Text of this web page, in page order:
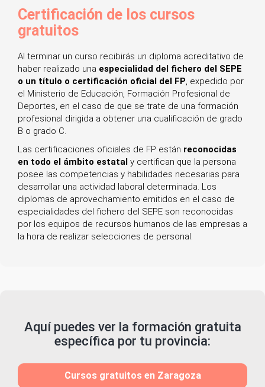
Certificación de los cursos
gratuitos
Al terminar un curso recibirás un diploma acreditativo de
haber realizado una especialidad del fichero del SEPE
o un título o certificación oficial del FP, expedido por
el Ministerio de Educación, Formación Profesional de
Deportes, en el caso de que se trate de una formación
profesional dirigida a obtener una cualificación de grado
B o grado C.
Las certificaciones oficiales de FP están reconocidas
en todo el ámbito estatal y certifican que la persona
posee las competencias y habilidades necesarias para
desarrollar una actividad laboral determinada. Los
diplomas de aprovechamiento emitidos en el caso de
especialidades del fichero del SEPE son reconocidas
por los equipos de recursos humanos de las empresas a
la hora de realizar selecciones de personal.
Aquí puedes ver la formación gratuita
específica por tu provincia:
Cursos gratuitos en Zaragoza